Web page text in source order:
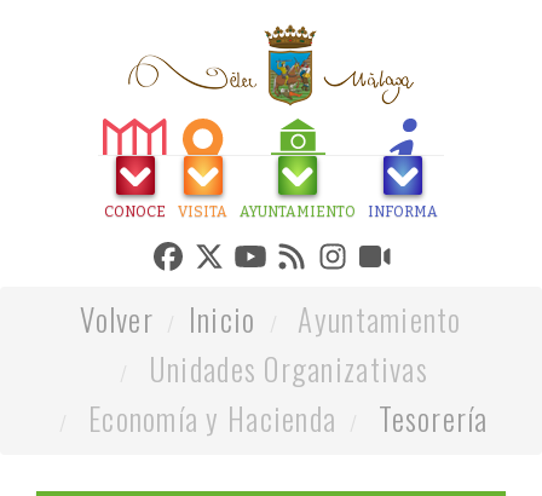
CONOCE VISITA AYUNTAMIENTO INFORMA
Volver Inicio
Ayuntamiento
Unidades Organizativas
Economía y Hacienda
Tesorería